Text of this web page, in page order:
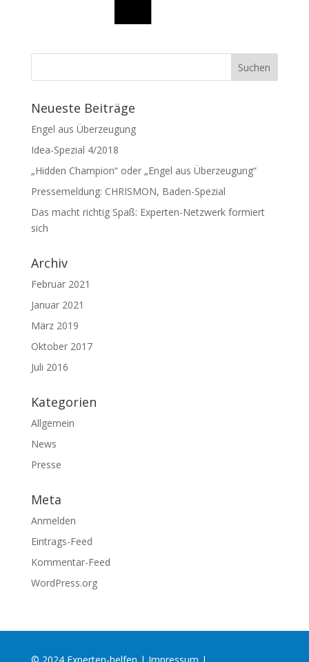
Neueste Beiträge
Engel aus Überzeugung
Idea-Spezial 4/2018
„Hidden Champion“ oder „Engel aus Überzeugung“
Pressemeldung: CHRISMON, Baden-Spezial
Das macht richtig Spaß: Experten-Netzwerk formiert
sich
Archiv
Februar 2021
Januar 2021
März 2019
Oktober 2017
Juli 2016
Kategorien
Allgemein
News
Presse
Meta
Anmelden
Eintrags-Feed
Kommentar-Feed
WordPress.org